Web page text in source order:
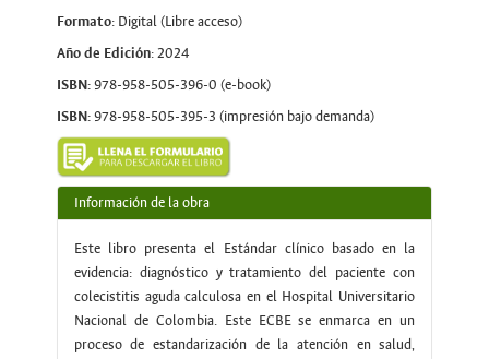
Formato: Digital (Libre acceso)
Año de Edición: 2024
ISBN:978-958-505-396-0 (e-book)
ISBN:978-958-505-395-3 (impresión bajo demanda)
Información de la obra
Este libro presenta el Estándar clínico basado en la
evidencia: diagnóstico y tratamiento del paciente con
colecistitis aguda calculosa en el Hospital Universitario
Nacional de Colombia. Este ECBE se enmarca en un
proceso de estandarización de la atención en salud,